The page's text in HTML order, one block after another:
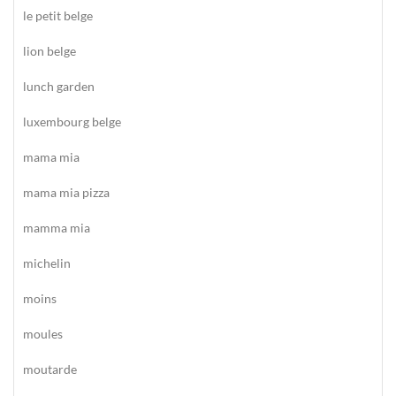
le petit belge
lion belge
lunch garden
luxembourg belge
mama mia
mama mia pizza
mamma mia
michelin
moins
moules
moutarde